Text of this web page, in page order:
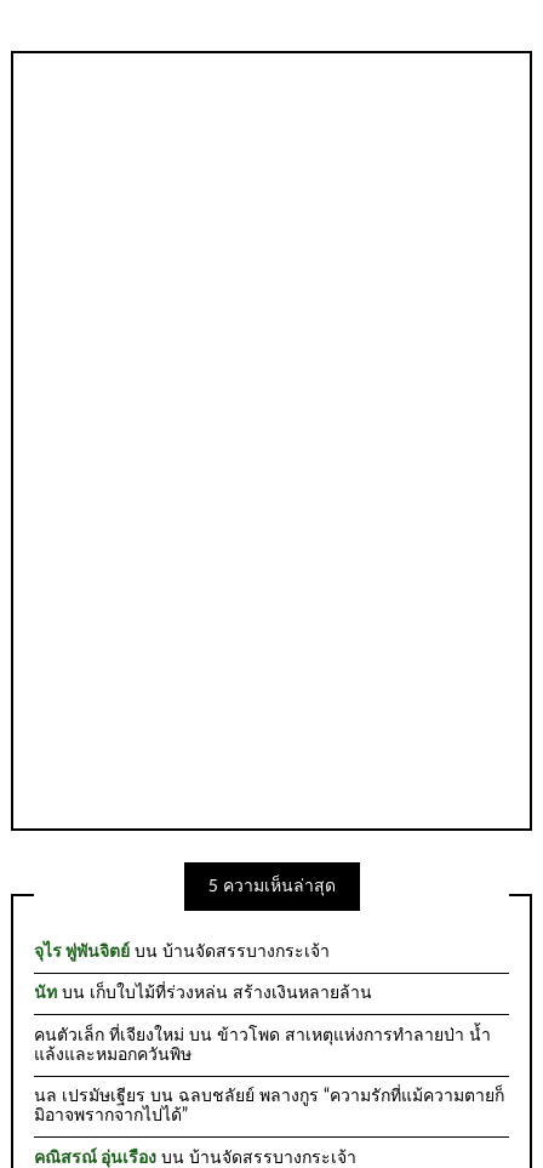
5 ความเห็นล่าสุด
จุไร พู่พันจิตย์ บนบ้านจัดสรรบางกระเจ้า
นัท บน เก็บใบไม้ที่ร่วงหล่น สร้างเงินหลายล้าน
คนตัวเล็ก ที่เจียงใหม่ บนข้าวโพด สาเหตุแห่งการทำลายป่า น้ำ
แล้งและหมอกควันพิษ
นล เปรมัษเฐียร บน ฉลบชลัยย์ พลางกูร “ความรักที่แม้ความตายก็
มิอาจพรากจากไปได้”
คณิสรณ์ อุ่นเรือง บนบ้านจัดสรรบางกระเจ้า